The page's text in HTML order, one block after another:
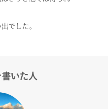
でした。
いた人